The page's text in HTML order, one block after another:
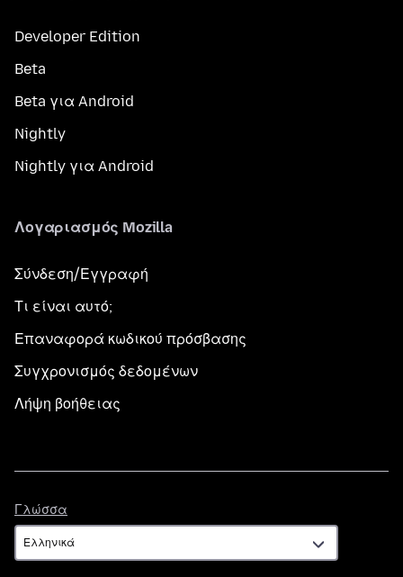
Developer Edition
Beta
Beta για Android
Nightly
Nightly για Android
Λογαριασμός Mozilla
Σύνδεση/Εγγραφή
Τι είναι αυτό;
Επαναφορά κωδικού πρόσβασης
Συγχρονισμός δεδομένων
Λήψη βοήθειας
Γλώσσα